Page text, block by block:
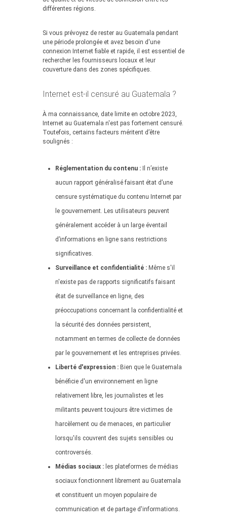
différentes régions.
Si vous prévoyez de rester au Guatemala pendant
une période prolongée et avez besoin d'une
connexion Internet fiable et rapide, il est essentiel de
rechercher les fournisseurs locaux et leur
couverture dans des zones spécifiques.
Internet est-il censuré au Guatemala ?
À ma connaissance, date limite en octobre 2023,
Internet au Guatemala n'est pas fortement censuré.
Toutefois, certains facteurs méritent d’être
soulignés :
Réglementation du contenu : Il n’existe
aucun rapport généralisé faisant état d’une
censure systématique du contenu Internet par
le gouvernement. Les utilisateurs peuvent
généralement accéder à un large éventail
d’informations en ligne sans restrictions
significatives.
Surveillance et confidentialité : Même s'il
n'existe pas de rapports significatifs faisant
état de surveillance en ligne, des
préoccupations concernant la confidentialité et
la sécurité des données persistent,
notamment en termes de collecte de données
par le gouvernement et les entreprises privées.
Liberté d'expression : Bien que le Guatemala
bénéficie d'un environnement en ligne
relativement libre, les journalistes et les
militants peuvent toujours être victimes de
harcèlement ou de menaces, en particulier
lorsqu'ils couvrent des sujets sensibles ou
controversés.
Médias sociaux : les plateformes de médias
sociaux fonctionnent librement au Guatemala
et constituent un moyen populaire de
communication et de partage d'informations.